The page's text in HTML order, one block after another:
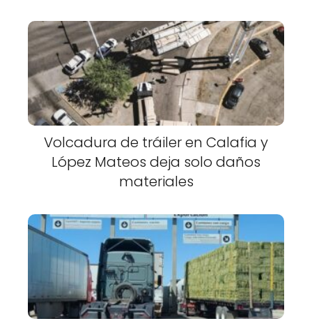
Volcadura de tráiler en Calafia y
López Mateos deja solo daños
materiales